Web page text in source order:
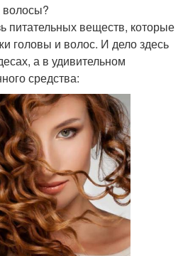
волосы?
питательных веществ, которые
головы и волос. И дело здесь
а в удивительном
средства: